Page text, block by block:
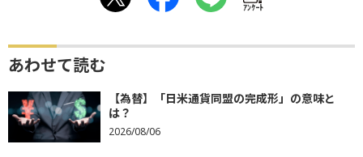
ｱﾝｹｰﾄ
あわせて読む
【為替】「日米通貨同盟の完成形」の意味と
は？
2026/08/06